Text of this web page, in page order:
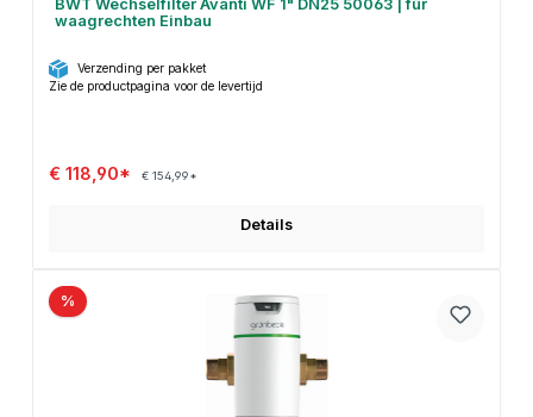
BWT Wechselfilter Avanti WF 1" DN25 50063 | für
waagrechten Einbau
Verzending per pakket
Zie de productpagina voor de levertijd
€ 118,90* € 154,99*
Details
%